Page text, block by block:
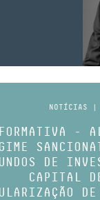
NOTÍCIAS |
-
DE
CAPITAL
DE